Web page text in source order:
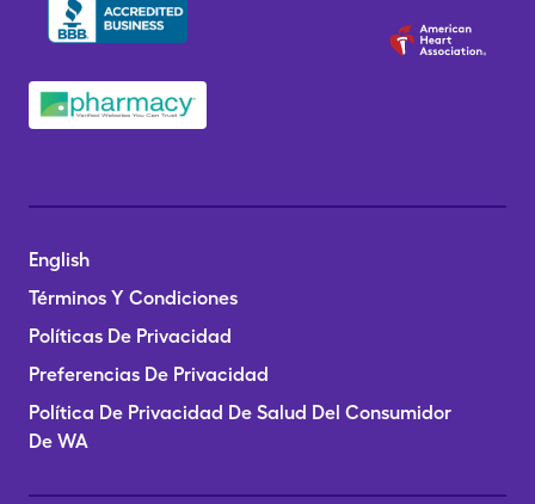
English
Términos Y Condiciones
Políticas De Privacidad
Preferencias De Privacidad
Política De Privacidad De Salud Del Consumidor
De WA